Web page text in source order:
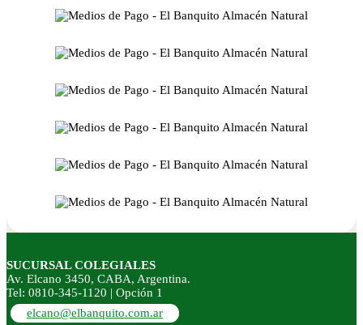
SUCURSAL COLEGIALES
Av. Elcano 3450, CABA, Argentina.
Tel: 0810-345-1120 | Opción 1
elcano@elbanquito.com.ar